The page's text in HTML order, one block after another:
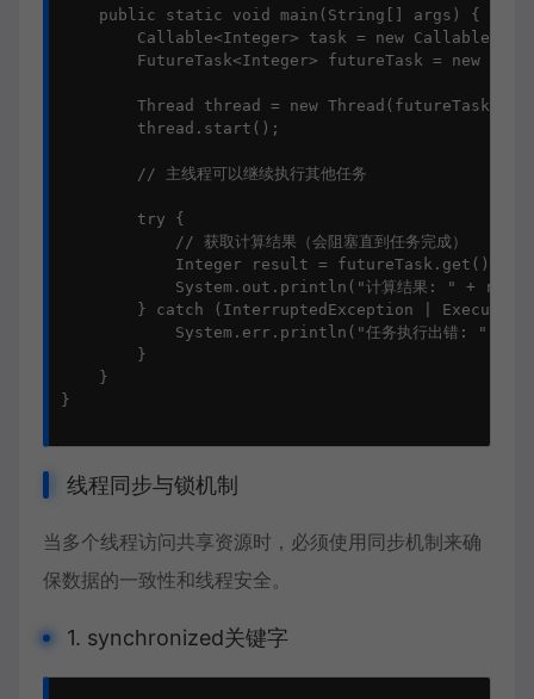
    public static void main(String[] args) {
Callable<Integer> task = new
FutureTask<Integer> futureTask = new
        Thread thread = new Thread(futureTask);
        thread.start();
        // 主线程可以继续执行其他任务
        try {
            // 获取计算结果（会阻塞直到任务完成）
            Integer result = futureTask.get();
System.out.println("计算结果: " +
} catch (InterruptedException |
System.err.println("任务执行出错: " +
        }
    }
}
线程同步与锁机制
当多个线程访问共享资源时，必须使用 同步机制 来确
保数据的一致性和线程安全。
1. synchronized关键字